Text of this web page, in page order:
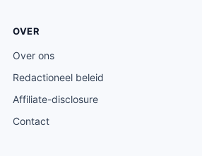
OVER
Over ons
Redactioneel beleid
Affiliate-disclosure
Contact